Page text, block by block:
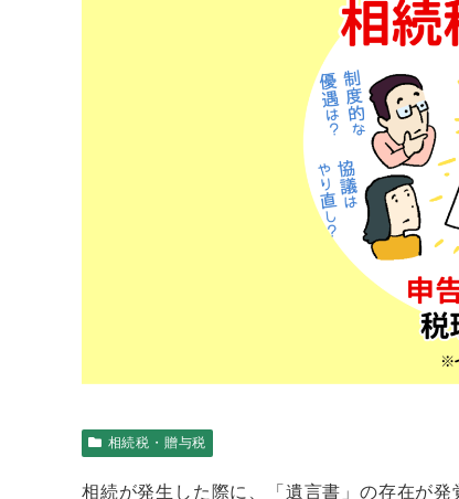
相続税・贈与税
相続が発生した際に、「遺言書」の存在が発